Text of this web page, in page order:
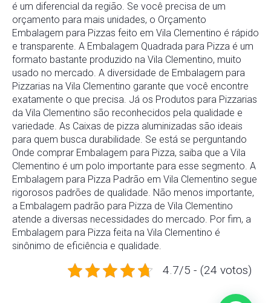
é um diferencial da região. Se você precisa de um
orçamento para mais unidades, o Orçamento
Embalagem para Pizzas feito em Vila Clementino é rápido
e transparente. A Embalagem Quadrada para Pizza é um
formato bastante produzido na Vila Clementino, muito
usado no mercado. A diversidade de Embalagem para
Pizzarias na Vila Clementino garante que você encontre
exatamente o que precisa. Já os Produtos para Pizzarias
da Vila Clementino são reconhecidos pela qualidade e
variedade. As Caixas de pizza aluminizadas são ideais
para quem busca durabilidade. Se está se perguntando
Onde comprar Embalagem para Pizza, saiba que a Vila
Clementino é um polo importante para esse segmento. A
Embalagem para Pizza Padrão em Vila Clementino segue
rigorosos padrões de qualidade. Não menos importante,
a Embalagem padrão para Pizza de Vila Clementino
atende a diversas necessidades do mercado. Por fim, a
Embalagem para Pizza feita na Vila Clementino é
sinônimo de eficiência e qualidade.
4.7/5 - (24 votos)